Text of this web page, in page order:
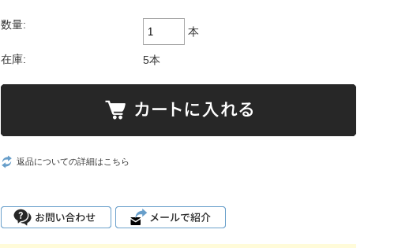
数量:
本
在庫: 5本
返品についての詳細はこちら